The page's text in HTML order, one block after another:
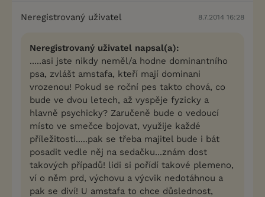
Neregistrovaný uživatel 8.7.2014 16:28
Neregistrovaný uživatel napsal(a):
.....asi jste nikdy neměl/a hodne dominantního
psa, zvlášt amstafa, kteří mají dominani
vrozenou! Pokud se roční pes takto chová, co
bude ve dvou letech, až vyspěje fyzicky a
hlavně psychicky? Zaručeně bude o vedoucí
místo ve smečce bojovat, využije každé
příležitosti.....pak se třeba majitel bude i bát
posadit vedle něj na sedačku...znám dost
takových případů! lidi si pořídí takové plemeno,
ví o něm prd, výchovu a výcvik nedotáhnou a
pak se diví! U amstafa to chce důslednost,